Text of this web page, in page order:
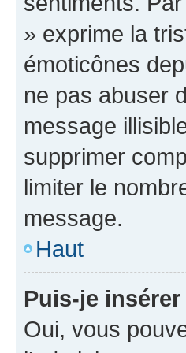
» exprime la
émoticônes
ne pas abuser
message
supprimer
limiter le
message.
Haut
Puis-je
Oui, vous